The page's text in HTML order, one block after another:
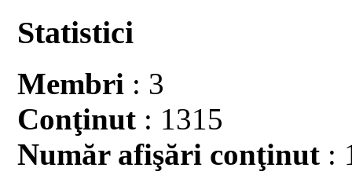
Statistici
Membri : 3
Conţinut : 1315
Număr afişări conţinut :